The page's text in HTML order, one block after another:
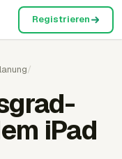
Registrieren
/
iPad